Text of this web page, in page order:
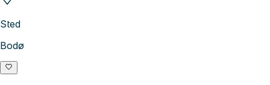
Sted
Bodø